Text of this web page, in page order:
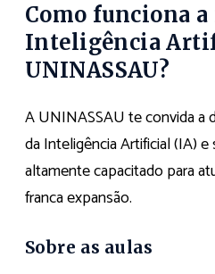
Como funciona a
Inteligência
UNINASSAU?
A UNINASSAU te convida a
da Inteligência Artificial (IA)
altamente capacitado para
franca expansão.
Sobre as aulas